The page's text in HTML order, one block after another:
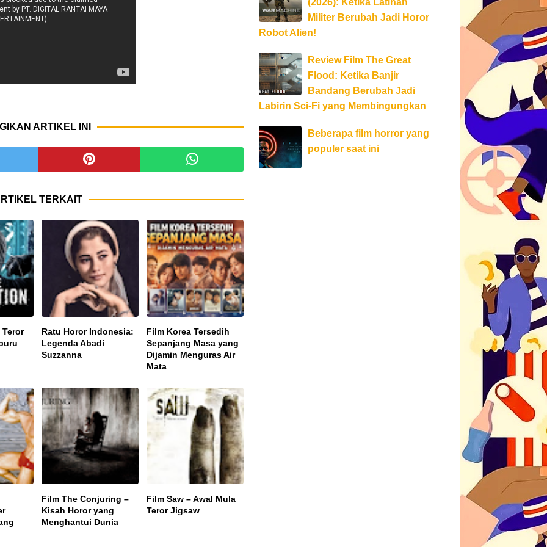
ARTIKEL INI
TERKAIT
Ratu Horor Indonesia:
Legenda Abadi
Suzzanna
Film Korea Tersedih
Sepanjang Masa yang
Dijamin Menguras Air
Mata
Film The Conjuring –
Kisah Horor yang
Menghantui Dunia
Film Saw – Awal Mula
Teror Jigsaw
(2026): Ketika Latihan
Militer Berubah Jadi Horor
Robot Alien!
Review Film The Great
Flood: Ketika Banjir
Bandang Berubah Jadi
Labirin Sci-Fi yang Membingungkan
Beberapa film horror yang
populer saat ini